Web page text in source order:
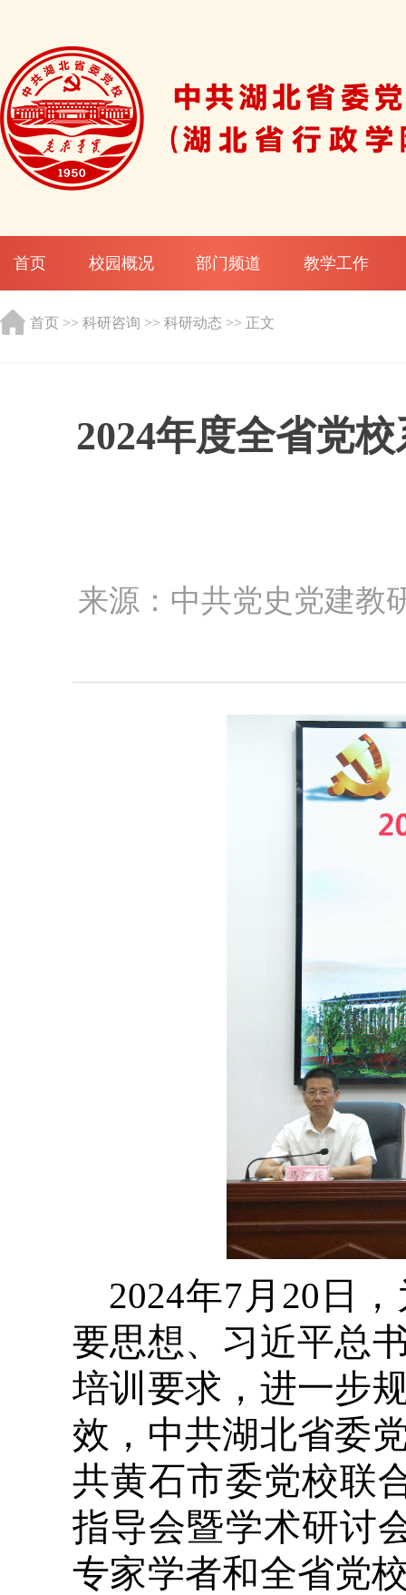
首页 校园概况 部门频道 教学工作
首页 >> 科研咨询 >> 科研动态 >> 正文
2024年度全省党
来源：中共党史党建
2024年7月20日
要思想、习近平总
培训要求，进一步
效，中共湖北省委
共黄石市委党校联
指导会暨学术研讨
专家学者和全省党